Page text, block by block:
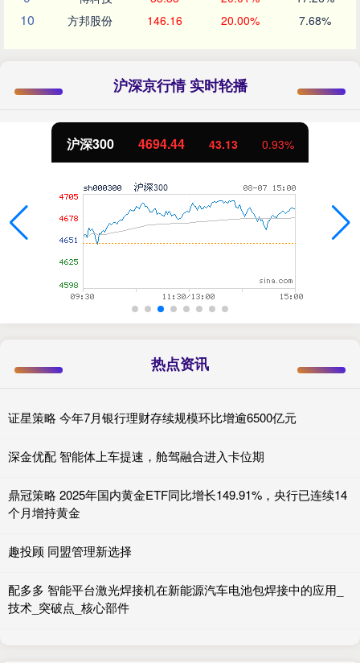
10 方邦股份 146.16 20.00% 7.68%
沪深京行情 实时轮播
沪深300 4694.44 43.13 0.93%
热点资讯
证星策略 今年7月银行理财存续规模环比增逾6500亿元
深金优配 智能体上车提速，舱驾融合进入卡位期
鼎冠策略 2025年国内黄金ETF同比增长149.91%，央行已连续14
个月增持黄金
趣投顾 同盟管理新选择
配多多 智能平台激光焊接机在新能源汽车电池包焊接中的应用_
技术_突破点_核心部件